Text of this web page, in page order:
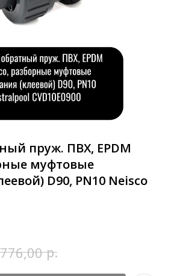
пруж. ПВХ, EPDM
муфтовые
D90, PN10 Neisco
р.